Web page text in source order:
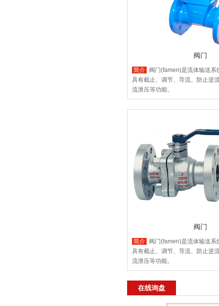
阀门
简介
阀门(famen)是流体输送系
具有截止、调节、导流、防止逆
流泄压等功能。
阀门
简介
阀门(famen)是流体输送系
具有截止、调节、导流、防止逆
流泄压等功能。
在线询盘